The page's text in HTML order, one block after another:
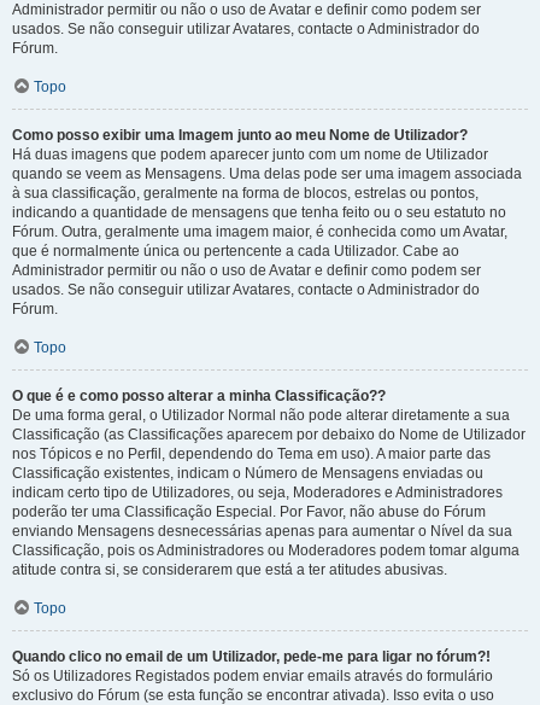
Administrador permitir ou não o uso de Avatar e definir como podem ser
usados. Se não conseguir utilizar Avatares, contacte o Administrador do
Fórum.
Topo
Como posso exibir uma Imagem junto ao meu Nome de Utilizador?
Há duas imagens que podem aparecer junto com um nome de Utilizador
quando se veem as Mensagens. Uma delas pode ser uma imagem associada
à sua classificação, geralmente na forma de blocos, estrelas ou pontos,
indicando a quantidade de mensagens que tenha feito ou o seu estatuto no
Fórum. Outra, geralmente uma imagem maior, é conhecida como um Avatar,
que é normalmente única ou pertencente a cada Utilizador. Cabe ao
Administrador permitir ou não o uso de Avatar e definir como podem ser
usados. Se não conseguir utilizar Avatares, contacte o Administrador do
Fórum.
Topo
O que é e como posso alterar a minha Classificação??
De uma forma geral, o Utilizador Normal não pode alterar diretamente a sua
Classificação (as Classificações aparecem por debaixo do Nome de Utilizador
nos Tópicos e no Perfil, dependendo do Tema em uso). A maior parte das
Classificação existentes, indicam o Número de Mensagens enviadas ou
indicam certo tipo de Utilizadores, ou seja, Moderadores e Administradores
poderão ter uma Classificação Especial. Por Favor, não abuse do Fórum
enviando Mensagens desnecessárias apenas para aumentar o Nível da sua
Classificação, pois os Administradores ou Moderadores podem tomar alguma
atitude contra si, se considerarem que está a ter atitudes abusivas.
Topo
Quando clico no email de um Utilizador, pede-me para ligar no fórum?!
Só os Utilizadores Registados podem enviar emails através do formulário
exclusivo do Fórum (se esta função se encontrar ativada). Isso evita o uso